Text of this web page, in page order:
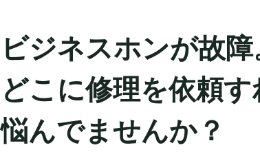
ビジネスホンが故障
どこに修理を依頼
悩んでませんか？